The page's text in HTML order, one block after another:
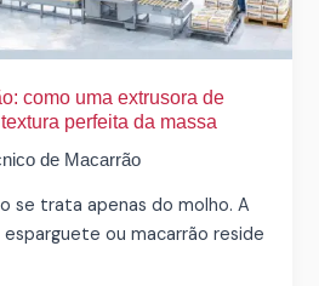
como uma extrusora de
perfeita da massa
de Macarrão
se trata apenas do molho. A
ou macarrão reside